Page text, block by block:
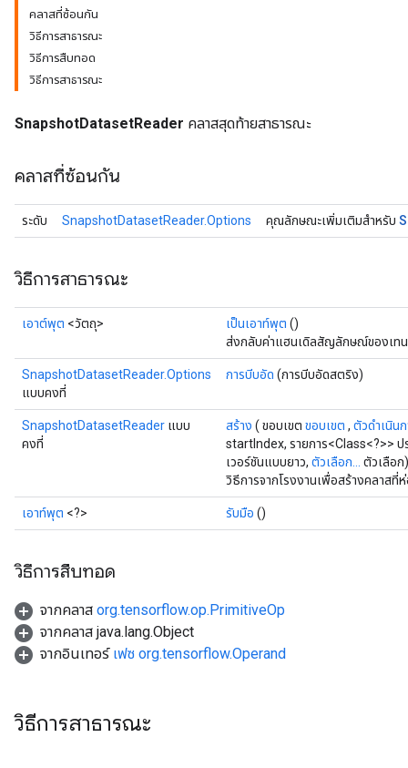
คลาสที่ซ้อนกัน
วิธีการสาธารณะ
วิธีการสืบทอด
วิธีการสาธารณะ
SnapshotDatasetReader คลาสสุดท้ายสาธารณะ
คลาสที่ซ้อนกัน
ระดับ SnapshotDatasetReader.Options คุณลักษณะเพิ่มเติมสำหรับ
วิธีการสาธารณะ
เอาต์พุต <วัตถุ> เป็นเอาท์พุต ()
ส่งกลับค่าแฮนเดิลสัญลักษณ์ของเทน
SnapshotDatasetReader.Options
แบบคงที่
การบีบอัด (การบีบอัดสตริง)
SnapshotDatasetReader แบบ
คงที่
สร้าง ( ขอบเขต ขอบเขต , ตัวดำเนิน
startIndex, รายการ<Class<?>> ป
เวอร์ชันแบบยาว, ตัวเลือก...
ตัวเลือก)
วิธีการจากโรงงานเพื่อสร้างคลาส
เอาท์พุต <?> รับมือ ()
วิธีการสืบทอด
จากคลาส org.tensorflow.op.PrimitiveOp
จากคลาส java.lang.Object
จากอินเทอร์ เฟซ org.tensorflow.Operand
วิธีการสาธารณะ